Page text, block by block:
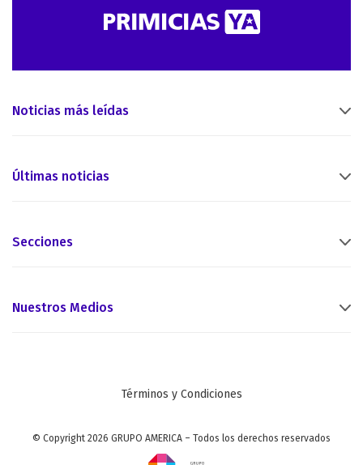
Noticias más leídas
Últimas noticias
Secciones
Nuestros Medios
Términos y Condiciones
© Copyright 2026 GRUPO AMERICA – Todos los derechos reservados